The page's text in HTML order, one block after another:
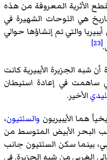
الأثرية المعروفة من هذه
هي اللوحات الشهيرة في
والتي تم إنشاؤها حوالي
[23]
أن شبه الجزيرة الأيبيرية كانت
ساهمت في إعادة استيطان
الأخير.
هما الأيبيريون والسلتيون،
البحر الأبيض المتوسط من
بينما سكن السلتيون جانب
الغربي من شبه الجزيرة. في